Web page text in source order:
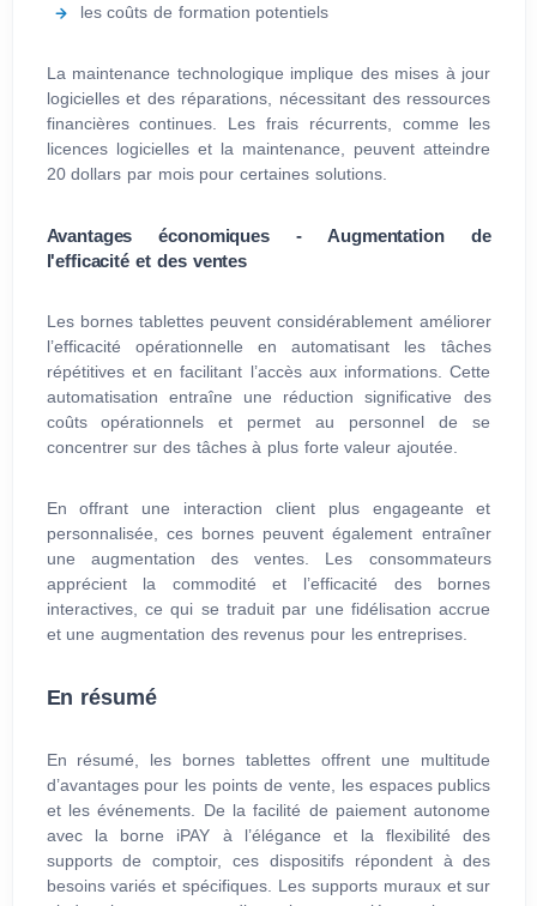
les coûts de formation potentiels
La maintenance technologique implique des mises à jour
logicielles et des réparations, nécessitant des ressources
financières continues. Les frais récurrents, comme les
licences logicielles et la maintenance, peuvent atteindre
20 dollars par mois pour certaines solutions.
Avantages économiques - Augmentation de
l'efficacité et des ventes
Les bornes tablettes peuvent considérablement améliorer
l’efficacité opérationnelle en automatisant les tâches
répétitives et en facilitant l’accès aux informations. Cette
automatisation entraîne une réduction significative des
coûts opérationnels et permet au personnel de se
concentrer sur des tâches à plus forte valeur ajoutée.
En offrant une interaction client plus engageante et
personnalisée, ces bornes peuvent également entraîner
une augmentation des ventes. Les consommateurs
apprécient la commodité et l’efficacité des bornes
interactives, ce qui se traduit par une fidélisation accrue
et une augmentation des revenus pour les entreprises.
En résumé
En résumé, les bornes tablettes offrent une multitude
d’avantages pour les points de vente, les espaces publics
et les événements. De la facilité de paiement autonome
avec la borne iPAY à l’élégance et la flexibilité des
supports de comptoir, ces dispositifs répondent à des
besoins variés et spécifiques. Les supports muraux et sur